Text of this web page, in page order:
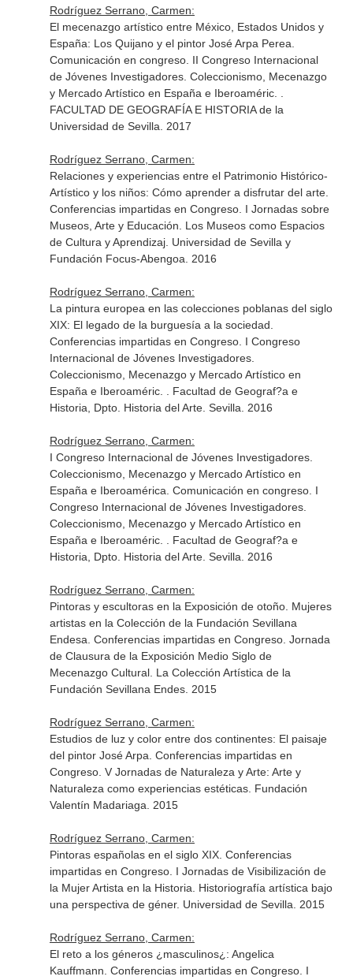
Rodríguez Serrano, Carmen:
El mecenazgo artístico entre México, Estados Unidos y
España: Los Quijano y el pintor José Arpa Perea.
Comunicación en congreso. II Congreso Internacional
de Jóvenes Investigadores. Coleccionismo, Mecenazgo
y Mercado Artístico en España e Iberoaméric. .
FACULTAD DE GEOGRAFÍA E HISTORIA de la
Universidad de Sevilla. 2017
Rodríguez Serrano, Carmen:
Relaciones y experiencias entre el Patrimonio Histórico-
Artístico y los niños: Cómo aprender a disfrutar del arte.
Conferencias impartidas en Congreso. I Jornadas sobre
Museos, Arte y Educación. Los Museos como Espacios
de Cultura y Aprendizaj. Universidad de Sevilla y
Fundación Focus-Abengoa. 2016
Rodríguez Serrano, Carmen:
La pintura europea en las colecciones poblanas del siglo
XIX: El legado de la burguesía a la sociedad.
Conferencias impartidas en Congreso. I Congreso
Internacional de Jóvenes Investigadores.
Coleccionismo, Mecenazgo y Mercado Artístico en
España e Iberoaméric. . Facultad de Geograf?a e
Historia, Dpto. Historia del Arte. Sevilla. 2016
Rodríguez Serrano, Carmen:
I Congreso Internacional de Jóvenes Investigadores.
Coleccionismo, Mecenazgo y Mercado Artístico en
España e Iberoamérica. Comunicación en congreso. I
Congreso Internacional de Jóvenes Investigadores.
Coleccionismo, Mecenazgo y Mercado Artístico en
España e Iberoaméric. . Facultad de Geograf?a e
Historia, Dpto. Historia del Arte. Sevilla. 2016
Rodríguez Serrano, Carmen:
Pintoras y escultoras en la Exposición de otoño. Mujeres
artistas en la Colección de la Fundación Sevillana
Endesa. Conferencias impartidas en Congreso. Jornada
de Clausura de la Exposición Medio Siglo de
Mecenazgo Cultural. La Colección Artística de la
Fundación Sevillana Endes. 2015
Rodríguez Serrano, Carmen:
Estudios de luz y color entre dos continentes: El paisaje
del pintor José Arpa. Conferencias impartidas en
Congreso. V Jornadas de Naturaleza y Arte: Arte y
Naturaleza como experiencias estéticas. Fundación
Valentín Madariaga. 2015
Rodríguez Serrano, Carmen:
Pintoras españolas en el siglo XIX. Conferencias
impartidas en Congreso. I Jornadas de Visibilización de
la Mujer Artista en la Historia. Historiografía artística bajo
una perspectiva de géner. Universidad de Sevilla. 2015
Rodríguez Serrano, Carmen:
El reto a los géneros ¿masculinos¿: Angelica
Kauffmann. Conferencias impartidas en Congreso. I